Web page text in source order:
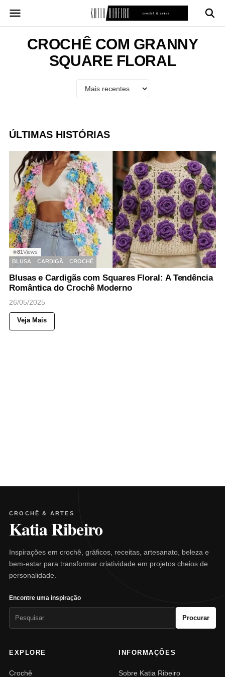
para
conteúdoCROCHÊ COM GRANNY
SQUARE FLORAL
ÚLTIMAS HISTÓRIAS
◉81Views
BLUSA
CARDIGÃ CROCHÊ
Blusas e Cardigãs com Squares Floral: A Tendência
Romântica do Crochê Moderno
26/05/2025
Veja Mais
CROCHÊ & ARTES
Katia Ribeiro
Inspirações em crochê, gráficos, receitas, artesanato, beleza e
bem-estar para transformar criatividade em projetos cheios de
personalidade.
Encontre uma inspiração
Procurar
EXPLORE
Crochê
INFORMAÇÕES
Sobre Katia Ribeiro